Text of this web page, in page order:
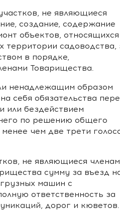
не являющиеся
создание, содержание
объектов,
садоводства,
в порядке,
Товарищества.
ненадлежащим образом
себя обязательства
или бездействием
по решению общего
чем две трети
не являющиеся
сумму за въезд
машин с
ответственность за
дорог и кюветов.